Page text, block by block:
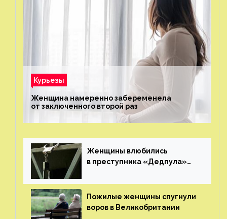
Курьезы
Женщина намеренно забеременела
от заключенного второй раз
Женщины влюбились
в преступника «Дедпула»
ему жизнь
Пожилые женщины спугнули
воров в Великобритании